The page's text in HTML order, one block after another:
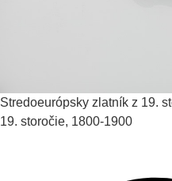
Stredoeurópsky zlatník z 19.
19. storočie, 1800-1900